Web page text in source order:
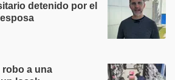
detenido por el
robo a una